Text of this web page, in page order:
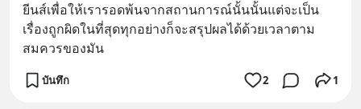
ยีนส์เพื่อให้เรารอดพ้นจากสถานการณ์นั้นนั้นแต่จะเป็น
เรื่องถูกผิดในที่สุดทุกอย่างก็จะสรุปผลได้ด้วยเวลาตาม
สมควรของมัน
บันทึก 2 1